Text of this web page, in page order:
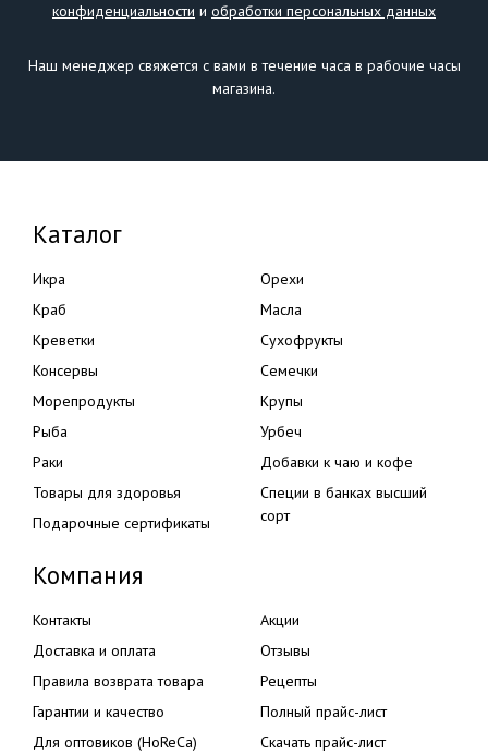
конфиденциальности и обработки персональных данных
Наш менеджер свяжется с вами в течение часа в рабочие часы
магазина.
Каталог
Икра
Краб
Креветки
Консервы
Морепродукты
Рыба
Раки
Товары для здоровья
Подарочные сертификаты
Орехи
Масла
Сухофрукты
Семечки
Крупы
Урбеч
Добавки к чаю и кофе
Специи в банках высший
сорт
Компания
Контакты
Доставка и оплата
Правила возврата товара
Гарантии и качество
Для оптовиков (HoReCa)
Акции
Отзывы
Рецепты
Полный прайс-лист
Скачать прайс-лист